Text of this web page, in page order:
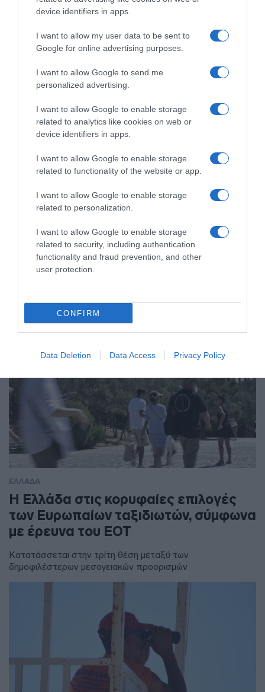
device identifiers in apps.
I want to allow my user data to be sent to
Google for online advertising purposes.
I want to allow Google to send me
personalized advertising.
I want to allow Google to enable storage
related to analytics like cookies on web or
device identifiers in apps.
I want to allow Google to enable storage
related to functionality of the website or app.
I want to allow Google to enable storage
related to personalization.
I want to allow Google to enable storage
related to security, including authentication
functionality and fraud prevention, and other
user protection.
CONFIRM
Data Deletion Data Access Privacy Policy
ΕΛΛΑΔΑ
Υπογράφηκε η σύμβαση για τα
συστήματα αεροναυτιλίας στο νέο
Αναμένεται να τεθεί σε λειτουργία
τον Νοέμβριο του 2028
Δήμας: "Είμαστε στο 76% του κατασκευαστικού
ΕΛΛΑΔΑ
Η Ελλάδα στις κορυφαίες επιλογές
των Ευρωπαίων ταξιδιωτών, σύμφωνα
με έρευνα του ΕΟΤ
Κατατάσσεται στην τρίτη θέση μεταξύ των
δημοφιλέστερων μεσογειακών προορισμών